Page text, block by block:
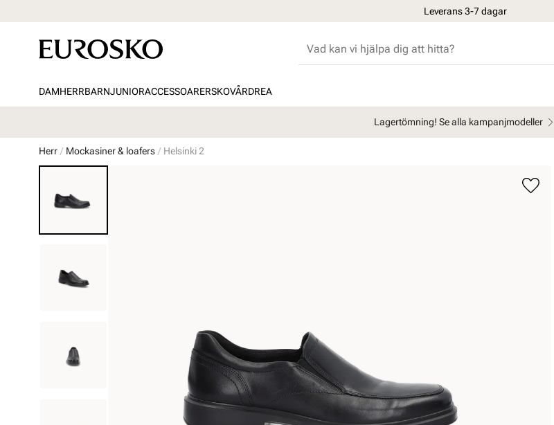
Leverans 3-7 dagar
DAMHERRBARNJUNIORACCESSOARERSKOVÅRDREA
Lagertömning! Se alla kampanjmodeller
Herr Mockasiner & loafers Helsinki 2